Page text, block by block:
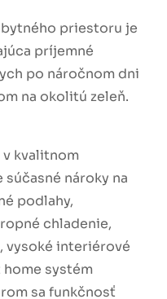
priestoru je
príjemné
po náročnom dni
na okolitú zeleň.
kvalitnom
nároky na
podlahy,
chladenie,
vysoké interiérové
systém
sa funkčnosť